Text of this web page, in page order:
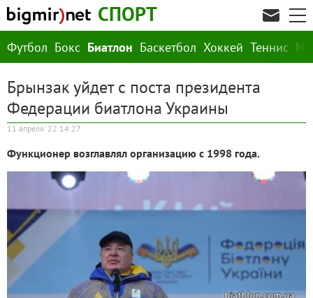
СПОРТ
Футбол Бокс Биатлон Баскетбол Хоккей Теннис
Брынзак уйдет с поста президента
Федерации биатлона Украины
11 апреля '22 14:27
Функционер возглавлял организацию с 1998 года.